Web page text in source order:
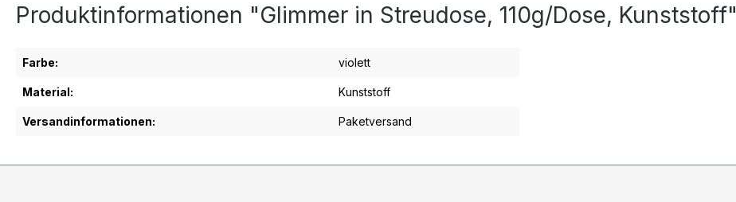
Produktinformationen "Glimmer in Streudose, 110g/Dose, Kunststoff"
Farbe: violett
Material: Kunststoff
Versandinformationen: Paketversand